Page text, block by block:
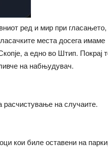
ред и мир при гласањето,
места досега имаме
а едно во Штип. Покрај
на набњудувач.
расчистување на случаите.
кои биле оставени на